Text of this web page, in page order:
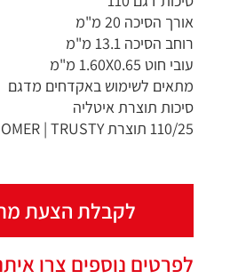
אורך הסיכה 20 מ"מ
רוחב הסיכה 13.1 מ"מ
עובי חוט 1.60X0.65 מ"מ
מתאים לשימוש באקדחים מדגם
סיכות תוצרת איטליה
110/25 תוצרת OMER | TRUSTY
לקבלת הצעת
לפרטים נוספים צרו